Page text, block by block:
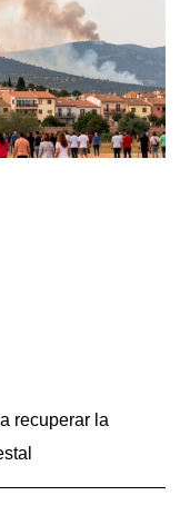
recuperar la